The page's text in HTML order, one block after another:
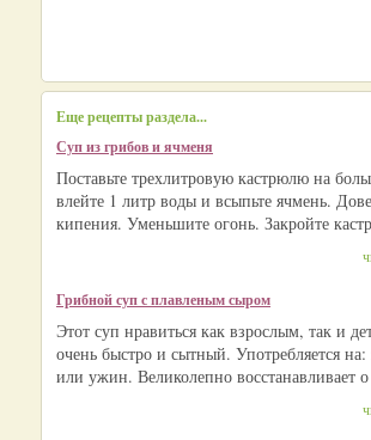
Еще рецепты раздела...
Суп из грибов и ячменя
Поставьте трехлитровую кастрюлю на
влейте 1 литр воды и всыпьте ячмень.
кипения. Уменьшите огонь. Закройте
Грибной суп с плавленым сыром
Этот суп нравиться как взрослым, так и
очень быстро и сытный. Употребляется на:
или ужин. Великолепно восстанавливает о